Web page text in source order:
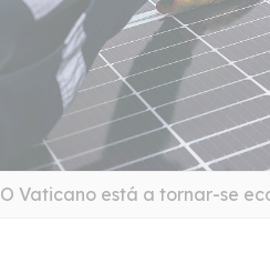
O Vaticano está a tornar-se